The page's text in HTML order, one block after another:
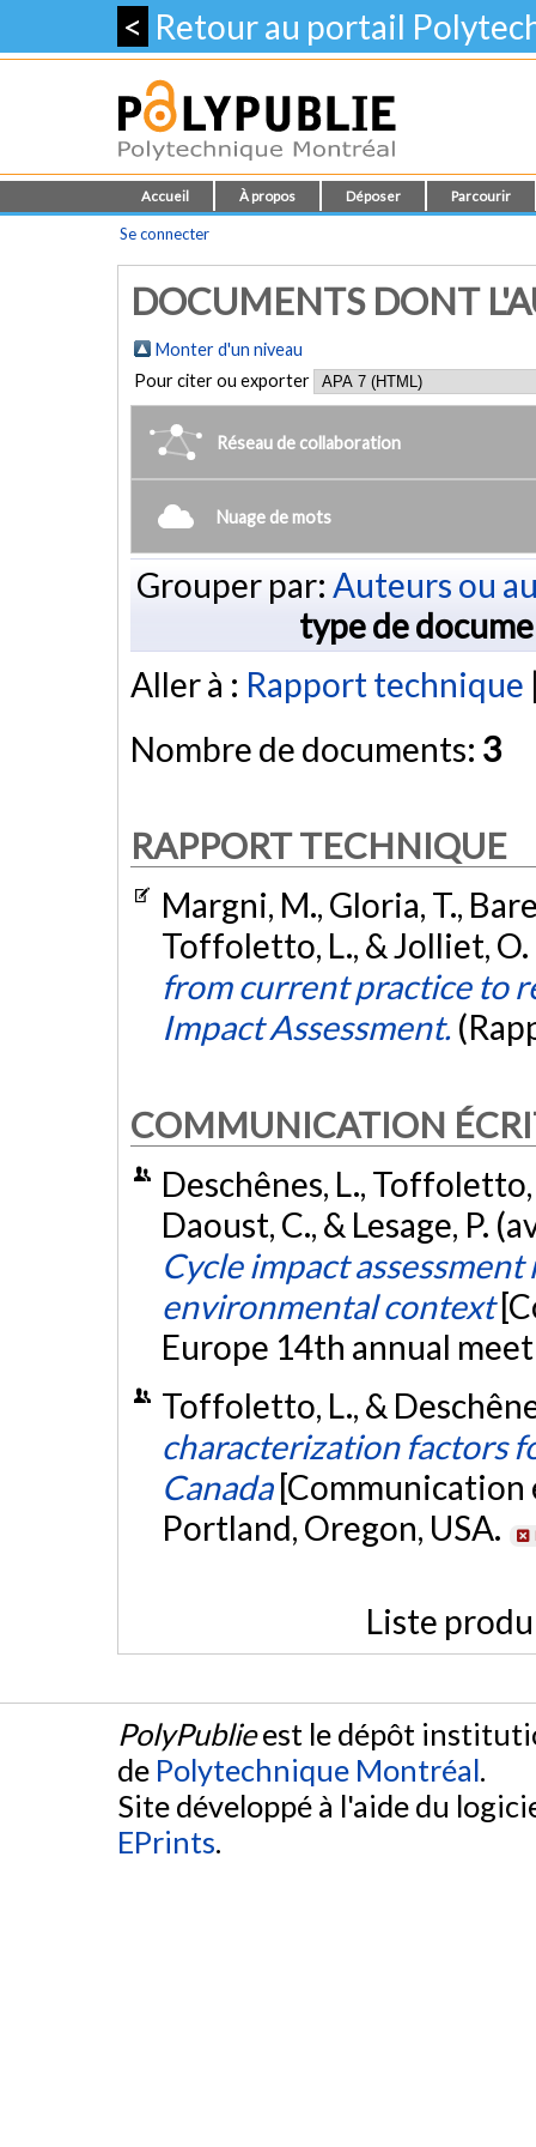
< Retour au portail
Accueil À propos Déposer Parcourir
Se connecter
DOCUMENTS DONT
Monter d'un niveau
Pour citer ou exporter
Réseau de collaboration
Nuage de mots
Grouper par: Auteurs ou
type de
Aller à : Rapport technique
Nombre de documents: 3
RAPPORT TECHNIQUE
Margni, M., Gloria, T.,
Toffoletto, L., & Jolliet,
from current practice to
Impact Assessment.
COMMUNICATION
Deschênes, L., Toffoletto,
Daoust, C., & Lesage, P.
Cycle impact
environmental context
Europe 14th annual
Toffoletto, L., &
characterization factors
Canada [Communication
Portland, Oregon, USA.
Liste
PolyPublieest le dépôt
de Polytechnique Montréal.
Site développé à l'aide du
EPrints.